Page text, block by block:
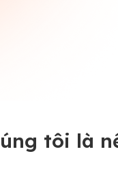
tôi là